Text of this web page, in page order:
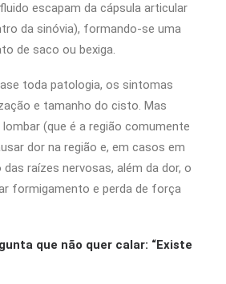
escapam da cápsula articular
da sinóvia), formando-se uma
de saco ou bexiga.
toda patologia, os sintomas
e tamanho do cisto. Mas
(que é a região comumente
dor na região e, em casos em
raízes nervosas, além da dor, o
formigamento e perda de força
que não quer calar: “Existe